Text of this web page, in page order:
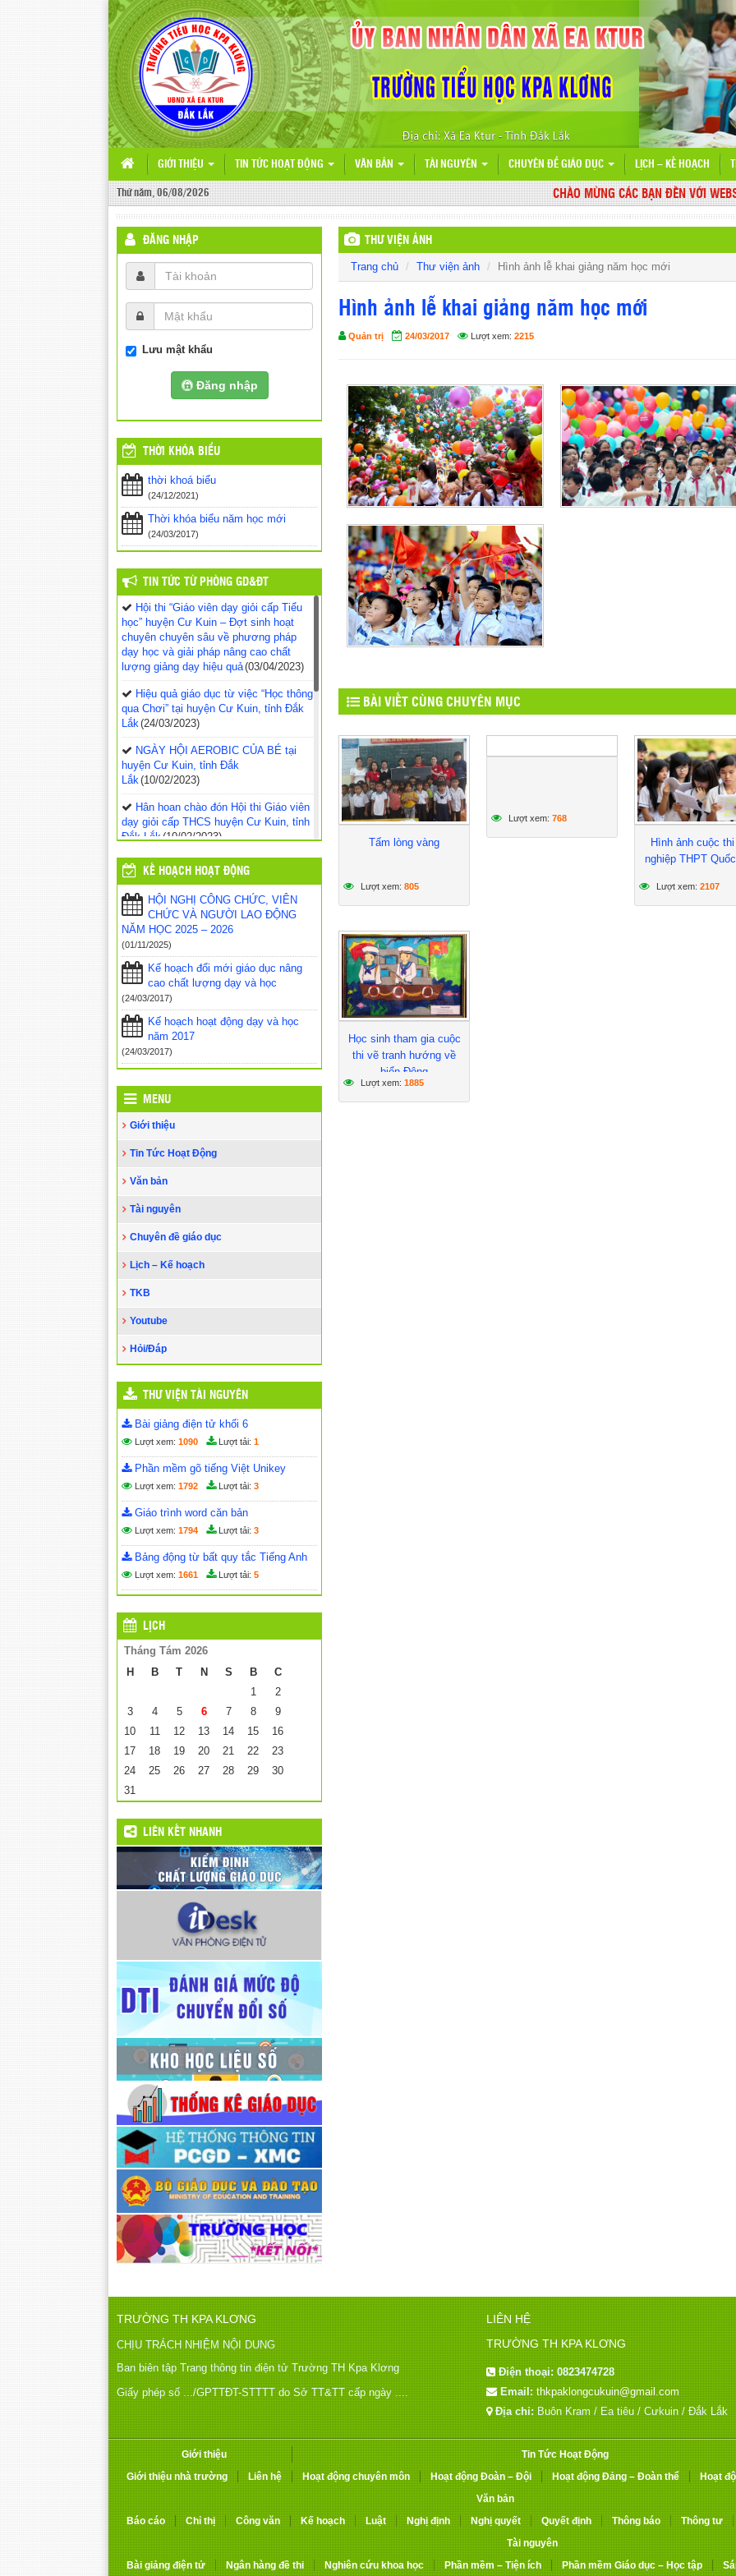
GIỚI THIỆU TIN TỨC HOẠT ĐỘNG VĂN BẢN TÀI NGUYÊN CHUYÊN ĐỀ GIÁO DỤC LỊCH – KẾ HOẠCH
Thứ năm, 06/08/2026 CHÀO MỪNG CÁC BẠN ĐẾN VỚI WEBSITE
THƯ VIỆN ẢNH
Trang chủ Thư viện ảnh Hình ảnh lễ khai giảng năm học mới
Hình ảnh lễ khai giảng năm học mới
Quản trị 24/03/2017 Lượt xem: 2215
BÀI VIẾT CÙNG CHUYÊN MỤC
Tấm lòng vàng
Lượt xem: 805
Lượt xem: 768
Hình ảnh cuộc
nghiệp THPT
Lượt xem: 2107
Học sinh tham gia cuộc
thi vẽ tranh hướng về
biển Đông
Lượt xem: 1885
ĐĂNG NHẬP
Lưu mật khẩu
Đăng nhập
THỜI KHÓA BIỂU
thời khoá biểu
(24/12/2021)
Thời khóa biểu năm học mới
(24/03/2017)
TIN TỨC TỪ PHÒNG GD&ĐT
Hội thi “Giáo viên dạy giỏi cấp Tiểu
học” huyện Cư Kuin – Đợt sinh hoạt
chuyên chuyên sâu về phương pháp
dạy học và giải pháp nâng cao chất
lượng giảng dạy hiệu quả(03/04/2023)
Hiệu quả giáo dục từ việc “Học thông
qua Chơi” tại huyện Cư Kuin, tỉnh Đắk
Lắk(24/03/2023)
NGÀY HỘI AEROBIC CỦA BÉ tại
huyện Cư Kuin, tỉnh Đắk
Lắk(10/02/2023)
Hân hoan chào đón Hội thi Giáo viên
dạy giỏi cấp THCS huyện Cư Kuin, tỉnh
Đắk Lắk(10/02/2023)
Hội thi giáo viên dạy giỏi cấp Mầm
non, huyện Cư Kuin (17/01/2023)
Hội thi Giáo viên chủ nhiệm lớp giỏi
cấp Tiểu học – Đợt sinh hoạt chuyên
môn đầy bổ ích(17/12/2022)
Hội thi Giáo viên chủ nhiệm lớp giỏi
cấp Tiểu học, năm học 2022-2023,
huyện Cư Kuin – Phần thi thực
hành (11/12/2022)
Hội thi Giáo viên chủ nhiệm lớp giỏi
cấp Tiểu học, năm học 2022-2023,
huyện Cư Kuin, tỉnh Đắk Lắk đổi mới,
HỌC thông qua CHƠI
HỘI THAO TRUYỀN THỐNG
NGÀNH GIÁO DỤC VÀ ĐÀO TẠO
HUYỆN CƯ KUIN – NĂM
2022(28/10/2022)
KẾ HOẠCH HOẠT ĐỘNG
HỘI NGHỊ CÔNG CHỨC, VIÊN
CHỨC VÀ NGƯỜI LAO ĐỘNG
NĂM HỌC 2025 – 2026
(01/11/2025)
Kế hoạch đổi mới giáo dục nâng
cao chất lượng dạy và học
(24/03/2017)
Kế hoạch hoạt động dạy và học
năm 2017
(24/03/2017)
MENU
Giới thiệu
Tin Tức Hoạt Động
Văn bản
Tài nguyên
Chuyên đề giáo dục
Lịch – Kế hoạch
TKB
Youtube
Hỏi/Đáp
THƯ VIỆN TÀI NGUYÊN
Bài giảng điện tử khối 6
Lượt xem: 1090 Lượt tải: 1
Phần mềm gõ tiếng Việt Unikey
Lượt xem: 1792 Lượt tải: 3
Giáo trình word căn bản
Lượt xem: 1794 Lượt tải: 3
Bảng động từ bất quy tắc Tiếng Anh
Lượt xem: 1661 Lượt tải: 5
LỊCH
Tháng Tám 2026
H
B T N S B
C
1
2
3
4 5 6 7 8
9
10
11 12 13 14 15
16
17
18 19 20 21 22
23
24
25 26 27 28 29
30
31
LIÊN KẾT NHANH
TRƯỜNG TH KPA KLƠNG
CHỊU TRÁCH NHIỆM NỘI DUNG
Ban biên tập Trang thông tin điện tử Trường TH Kpa Klơng
Giấy phép số .../GPTTĐT-STTTT do Sở TT&TT cấp ngày ....
LIÊN HỆ
TRƯỜNG TH KPA KLƠNG
Điện thoại:0823474728
Email:thkpaklongcukuin@gmail.com
Địa chỉ:Buôn Kram / Ea tiêu / Cưkuin / Đắk Lắk
Giới thiệu
Giới thiệu nhà trường
Liên hệ
Tin Tức Hoạt Động
Hoạt động chuyên môn
Hoạt động Đoàn – Đội Hoạt động Đảng – Đoàn thể
Hoạt
Văn bản
Báo cáo
Chỉ thị Công văn Kế hoạch Luật Nghị định Nghị quyết Quyết định Thông báo Thông tư
Tài nguyên
Bài giảng điện tử
Ngân hàng đề thi Nghiên cứu khoa học Phần mềm – Tiện ích Phần mềm Giáo dục – Học tập